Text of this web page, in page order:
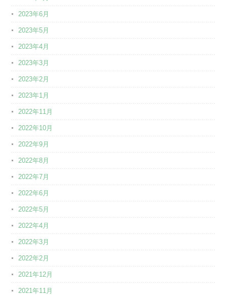
2023年6月
2023年5月
2023年4月
2023年3月
2023年2月
2023年1月
2022年11月
2022年10月
2022年9月
2022年8月
2022年7月
2022年6月
2022年5月
2022年4月
2022年3月
2022年2月
2021年12月
2021年11月